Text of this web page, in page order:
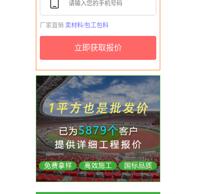
厂家直销卖材料/包工包料
立即获取报价